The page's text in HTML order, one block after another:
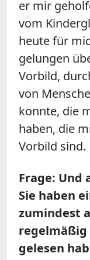
er mir
vom
heute für
gelungen
Vorbild,
von
konnte, die
haben, die
Vorbild sind.
Frage: Und
Sie haben
zumindest
regelmäßig
gelesen